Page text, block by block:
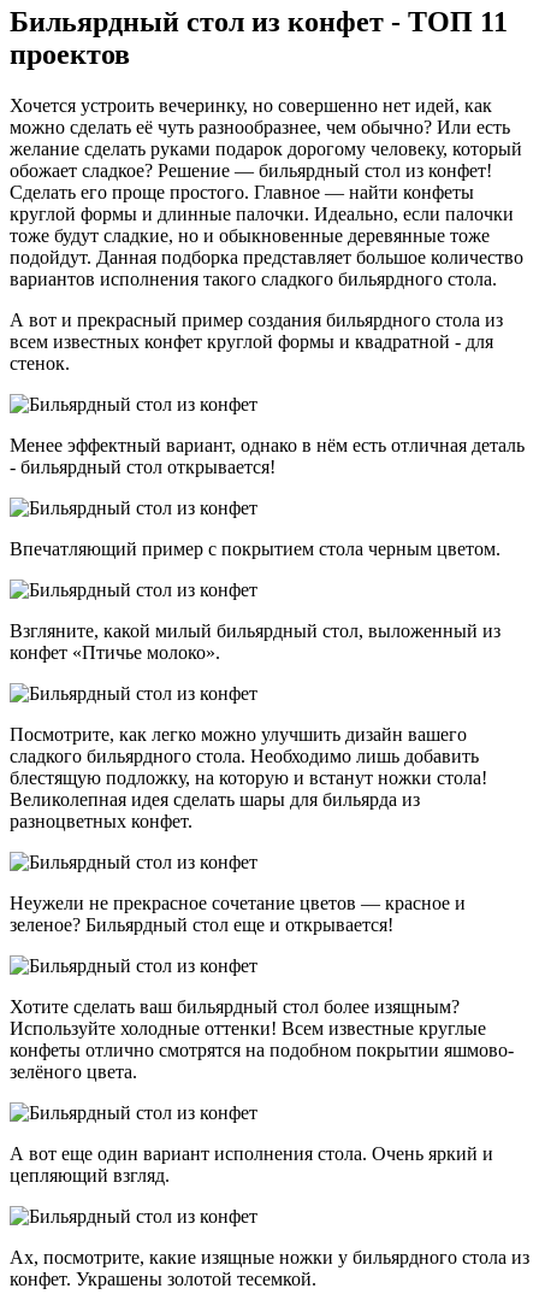
Бильярдный стол из конфет - ТОП 11
проектов
Хочется устроить вечеринку, но совершенно нет идей, как
можно сделать её чуть разнообразнее, чем обычно? Или есть
желание сделать руками подарок дорогому человеку, который
обожает сладкое? Решение — бильярдный стол из конфет!
Сделать его проще простого. Главное — найти конфеты
круглой формы и длинные палочки. Идеально, если палочки
тоже будут сладкие, но и обыкновенные деревянные тоже
подойдут. Данная подборка представляет большое количество
вариантов исполнения такого сладкого бильярдного стола.
А вот и прекрасный пример создания бильярдного стола из
всем известных конфет круглой формы и квадратной - для
стенок.
Менее эффектный вариант, однако в нём есть отличная деталь
- бильярдный стол открывается!
Впечатляющий пример с покрытием стола черным цветом.
Взгляните, какой милый бильярдный стол, выложенный из
конфет «Птичье молоко».
Посмотрите, как легко можно улучшить дизайн вашего
сладкого бильярдного стола. Необходимо лишь добавить
блестящую подложку, на которую и встанут ножки стола!
Великолепная идея сделать шары для бильярда из
разноцветных конфет.
Неужели не прекрасное сочетание цветов — красное и
зеленое? Бильярдный стол еще и открывается!
Хотите сделать ваш бильярдный стол более изящным?
Используйте холодные оттенки! Всем известные круглые
конфеты отлично смотрятся на подобном покрытии яшмово-
зелёного цвета.
А вот еще один вариант исполнения стола. Очень яркий и
цепляющий взгляд.
Ах, посмотрите, какие изящные ножки у бильярдного стола из
конфет. Украшены золотой тесемкой.